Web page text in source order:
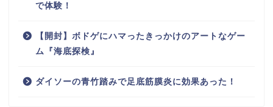
で体験！
【開封】ボドゲにハマったきっかけのアートなゲー
ム『海底探検』
ダイソーの青竹踏みで足底筋膜炎に効果あった！